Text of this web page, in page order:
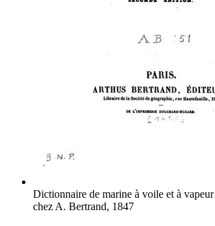
Dictionnaire de marine à voile et à vapeur
chez A. Bertrand, 1847